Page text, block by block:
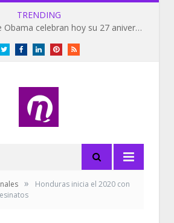
TRENDING
Barack y Michelle Obama celebran hoy su 27 aniversario de bodas
TwitterFacebookLinkedInPinterestRSS
»
Honduras inicia el 2020 con